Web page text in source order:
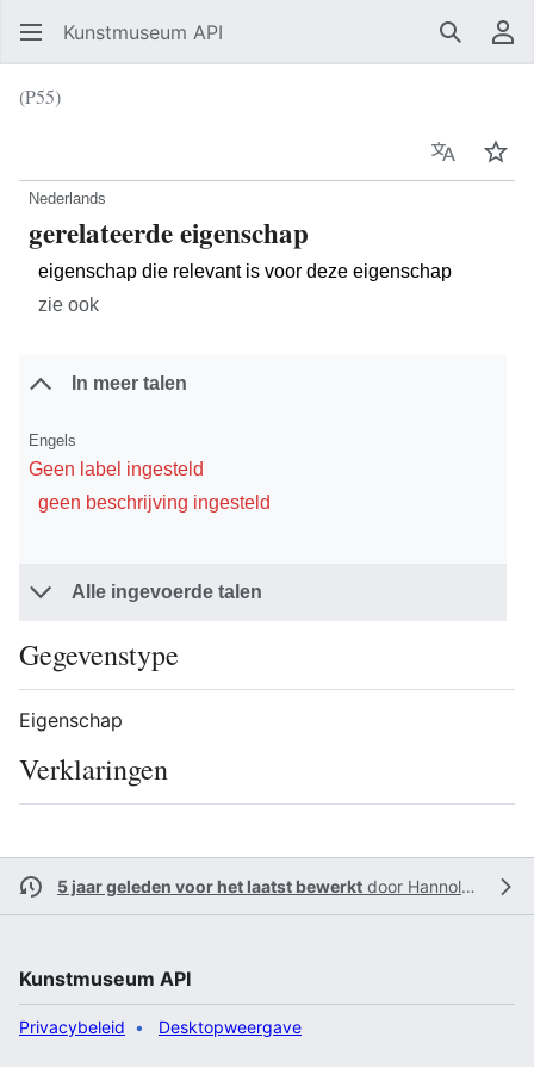
Kunstmuseum API Zoeken
(P55)
Taal
Nederlands
gerelateerde eigenschap
eigenschap die relevant is voor deze eigenschap
zie ook
In meer talen
Engels
Geen label ingesteld
geen beschrijving ingesteld
Alle ingevoerde talen
Gegevenstype
Eigenschap
Verklaringen
5 jaar geleden voor het laatst bewerkt door Hannolans
Kunstmuseum API
Privacybeleid Desktopweergave